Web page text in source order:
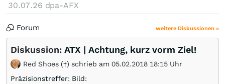
30.07.26 dpa-AFX
Forum weitere Diskussionen »
Diskussion: ATX | Achtung, kurz vorm Ziel!
Red Shoes (†) schrieb am 05.02.2018 18:15 Uhr
Präzisionstreffer: Bild: